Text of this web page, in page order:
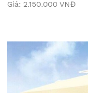
Giá: 2.150.000 VNĐ